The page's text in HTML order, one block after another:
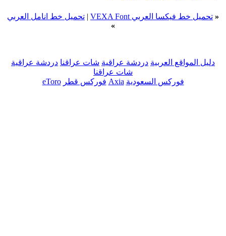
« تحميل خط فيكسا العربي VEXA Font | تحميل خط انامل العربي
»
دليل المواقع العربية دردشة عراقية شات عراقنا دردشة عراقية
شات عراقنا
فوركس السعودية Axia فوركس قطر eToro